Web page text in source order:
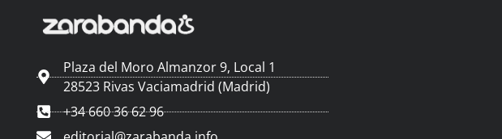
Plaza del Moro Almanzor 9, Local 1
28523 Rivas Vaciamadrid (Madrid)
+34 660 36 62 96